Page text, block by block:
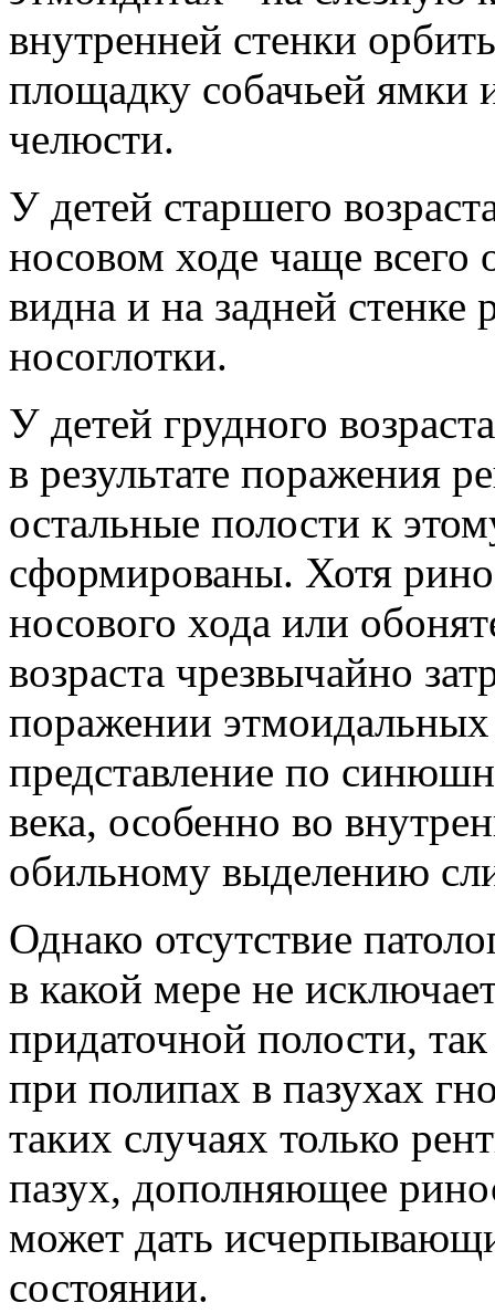
внутренней стенки
площадку собачьей ямки
челюсти.
У детей старшего
носовом ходе чаще всего
видна и на задней стенке
носоглотки.
У детей грудного
в результате поражения
остальные полости к
сформированы. Хотя
носового хода или
возраста чрезвычайно
поражении
представление по
века, особенно во
обильному выделению
Однако отсутствие
в какой мере не
придаточной полости,
при полипах в пазухах
таких случаях только
пазух, дополняющее
может дать
состоянии.